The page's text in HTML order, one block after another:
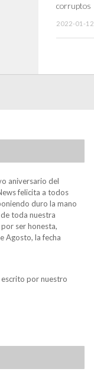
corruptos
2022-01-12
aniversario del
felicita a todos
duro la mano
toda nuestra
ser honesta,
Agosto, la fecha
por nuestro